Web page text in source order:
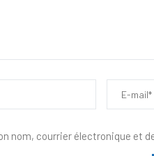
nom, courrier électronique et